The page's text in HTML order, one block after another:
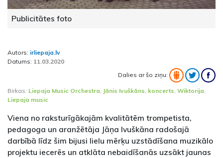
Publicitātes foto
Autors: irliepaja.lv
Datums: 11.03.2020
Dalies ar šo ziņu:
Birkas: Liepaja Music Orchestra, Jānis Ivuškāns, koncerts, Wiktorija,
Liepaja music
Viena no raksturīgākajām kvalitātēm trompetista,
pedagoga un aranžētāja Jāņa Ivuškāna radošajā
darbībā līdz šim bijusi lielu mērķu uzstādīšana muzikālo
projektu iecerēs un atklāta nebaidīšanās uzsākt jaunas